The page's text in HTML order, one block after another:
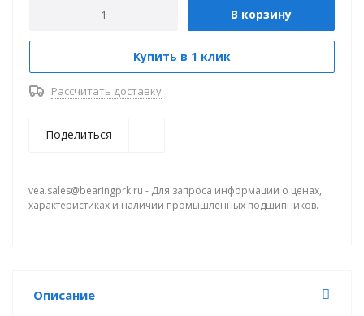
В корзину
Купить в 1 клик
Рассчитать доставку
Поделиться
vea.sales@bearingprk.ru - Для запроса информации о ценах,
характеристиках и наличии промышленных подшипников.
Описание